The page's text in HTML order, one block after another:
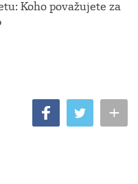
Koho považujete za
+